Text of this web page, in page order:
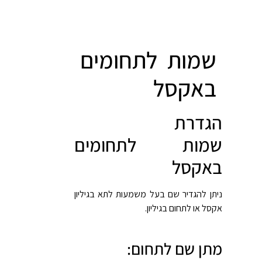
שמות לתחומים
באקסל
הגדרת
שמות לתחומים
באקסל
ניתן להגדיר שם בעל משמעות לתא בגיליון
אקסל או לתחום בגיליון.
מתן שם לתחום: